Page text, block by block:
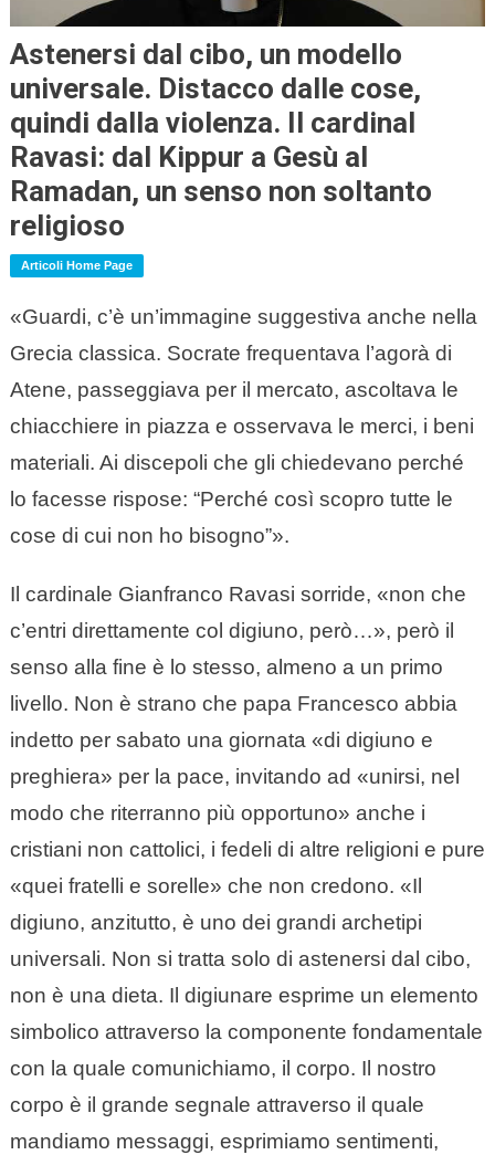
Astenersi dal cibo, un modello
universale. Distacco dalle cose,
quindi dalla violenza. Il cardinal
Ravasi: dal Kippur a Gesù al
Ramadan, un senso non soltanto
religioso
Articoli Home Page
«Guardi, c’è un’immagine suggestiva anche nella
Grecia classica. Socrate frequentava l’agorà di
Atene, passeggiava per il mercato, ascoltava le
chiacchiere in piazza e osservava le merci, i beni
materiali. Ai discepoli che gli chiedevano perché
lo facesse rispose: “Perché così scopro tutte le
cose di cui non ho bisogno”».
Il cardinale Gianfranco Ravasi sorride, «non che
c’entri direttamente col digiuno, però…», però il
senso alla fine è lo stesso, almeno a un primo
livello. Non è strano che papa Francesco abbia
indetto per sabato una giornata «di digiuno e
preghiera» per la pace, invitando ad «unirsi, nel
modo che riterranno più opportuno» anche i
cristiani non cattolici, i fedeli di altre religioni e pure
«quei fratelli e sorelle» che non credono. «Il
digiuno, anzitutto, è uno dei grandi archetipi
universali. Non si tratta solo di astenersi dal cibo,
non è una dieta. Il digiunare esprime un elemento
simbolico attraverso la componente fondamentale
con la quale comunichiamo, il corpo. Il nostro
corpo è il grande segnale attraverso il quale
mandiamo messaggi, esprimiamo sentimenti,